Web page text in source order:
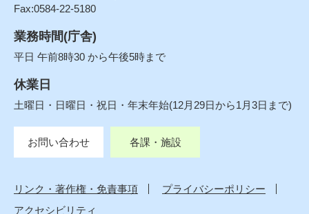
Fax:0584-22-5180
業務時間(庁舎)
平日 午前8時30 から午後5時まで
休業日
土曜日・日曜日・祝日・年末年始(12月29日から1月3日まで)
お問い合わせ 各課・施設
リンク・著作権・免責事項
プライバシーポリシー
アクセシビリティ